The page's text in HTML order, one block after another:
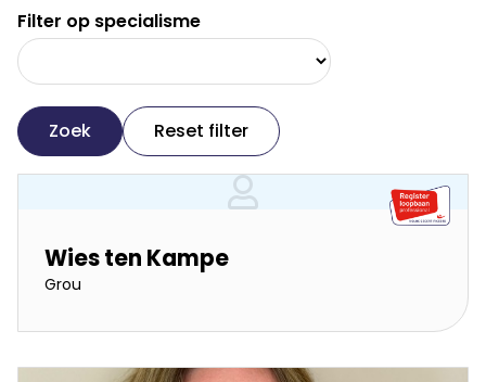
Filter op specialisme
Zoek Reset filter
Wies ten Kampe
Grou